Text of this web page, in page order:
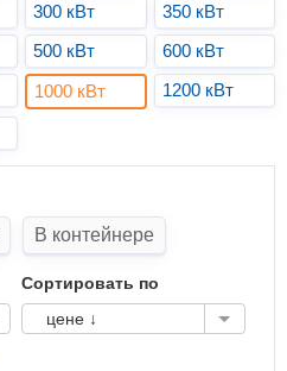
300 кВт
350 кВт
500 кВт
600 кВт
1000 кВт 1200 кВт
В контейнере
Сортировать по
цене ↓